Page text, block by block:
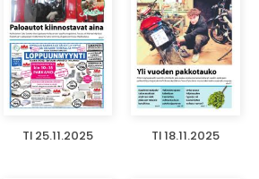
TI 25.11.2025 TI 18.11.2025